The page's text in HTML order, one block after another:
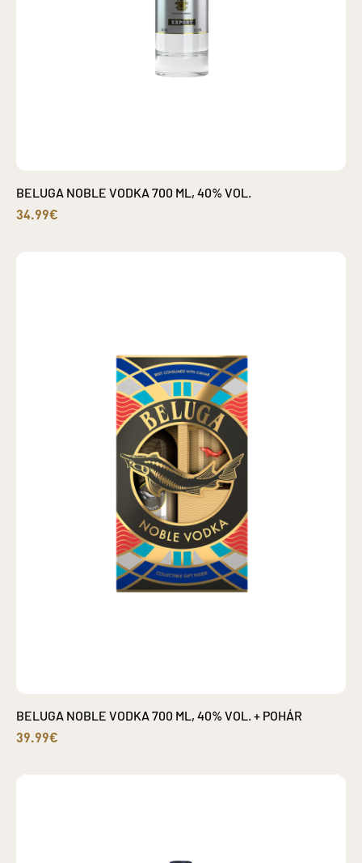
BELUGA NOBLE VODKA 700 ML, 40% VOL.
34.99€
BELUGA NOBLE VODKA 700 ML, 40% VOL. + POHÁR
39.99€